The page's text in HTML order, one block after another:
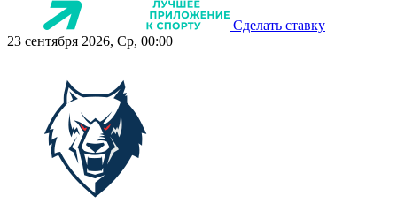
Сделать ставку
23 сентября 2026, Ср, 00:00